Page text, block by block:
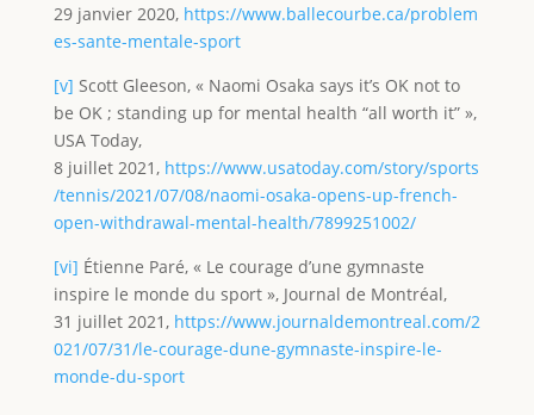
29 janvier 2020, https://www.ballecourbe.ca/problem
es-sante-mentale-sport
[v] Scott Gleeson, « Naomi Osaka says it’s OK not to
be OK ; standing up for mental health “all worth it” »,
USA Today,
8 juillet 2021, https://www.usatoday.com/story/sports
/tennis/2021/07/08/naomi-osaka-opens-up-french-
open-withdrawal-mental-health/7899251002/
[vi] Étienne Paré, « Le courage d’une gymnaste
inspire le monde du sport », Journal de Montréal,
31 juillet 2021, https://www.journaldemontreal.com/2
021/07/31/le-courage-dune-gymnaste-inspire-le-
monde-du-sport